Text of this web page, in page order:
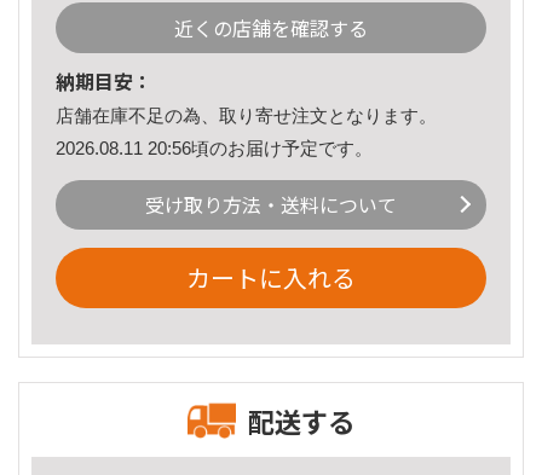
近くの店舗を確認する
納期目安：
店舗在庫不足の為、取り寄せ注文となります。
2026.08.11 20:56頃のお届け予定です。
受け取り方法・送料について
カートに入れる
配送する